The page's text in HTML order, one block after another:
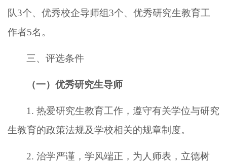
队3个、优秀校企导师组3个、优秀研究生教育工
作者5名。
三、评选条件
（一）优秀研究生导师
1. 热爱研究生教育工作，遵守有关学位与研究
生教育的政策法规及学校相关的规章制度。
2. 治学严谨，学风端正，为人师表，立德树